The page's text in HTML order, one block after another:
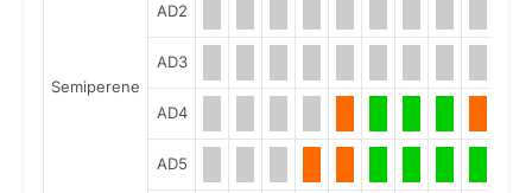
Semiperene
AD2
AD3
AD4
AD5